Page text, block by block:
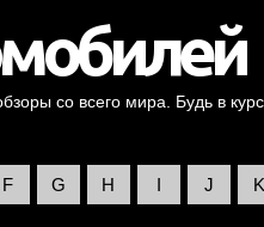
со всего мира. Будь в
F G H I J K